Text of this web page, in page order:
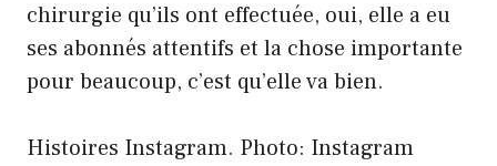
chirurgie qu’ils ont effectuée, oui, elle a eu
ses abonnés attentifs et la chose importante
pour beaucoup, c’est qu’elle va bien.
Histoires Instagram. Photo: Instagram